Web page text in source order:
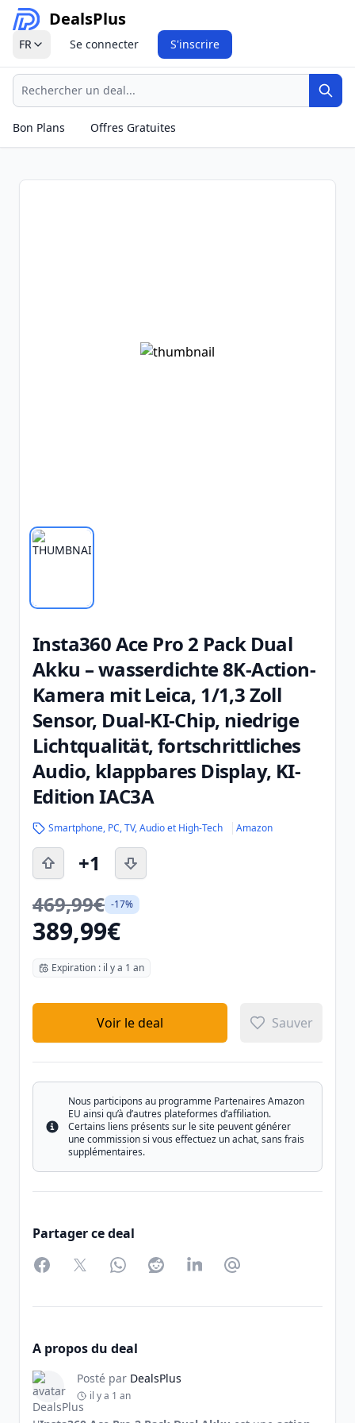
DealsPlus
FR Se connecter S'inscrire
Recherche
Bon Plans
Offres Gratuites
Insta360 Ace Pro 2 Pack Dual
Akku – wasserdichte 8K-Action-
Kamera mit Leica, 1/1,3 Zoll
Sensor, Dual-KI-Chip, niedrige
Lichtqualität, fortschrittliches
Audio, klappbares Display, KI-
Edition IAC3A
Smartphone, PC, TV, Audio et High-Tech Amazon
+1
469,99€ -17%
389,99€
Expiration : il y a 1 an
Voir le deal Sauver
Info
Nous participons au programme Partenaires Amazon
EU ainsi qu’à d’autres plateformes d’affiliation.
Certains liens présents sur le site peuvent générer
une commission si vous effectuez un achat, sans frais
supplémentaires.
Partager ce deal
FacebookTwitterWhatsAppRedditLinkedInPartager par Email
A propos du deal
Posté par DealsPlus
il y a 1 an